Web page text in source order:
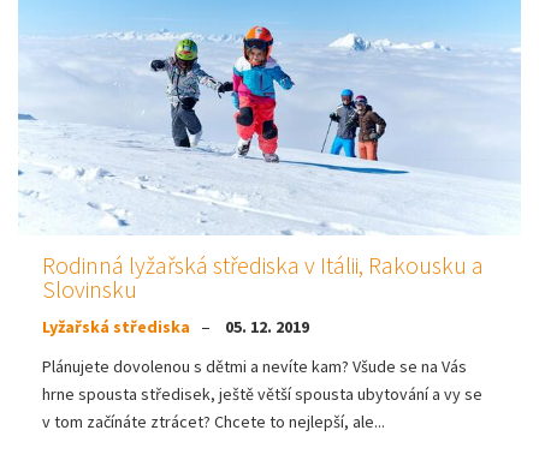
Rodinná lyžařská střediska v Itálii, Rakousku a
Slovinsku
Lyžařská střediska
05. 12. 2019
Plánujete dovolenou s dětmi a nevíte kam? Všude se na Vás
hrne spousta středisek, ještě větší spousta ubytování a vy se
v tom začínáte ztrácet? Chcete to nejlepší, ale...